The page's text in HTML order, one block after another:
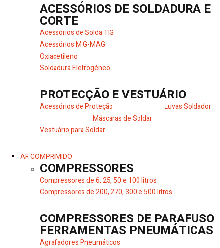
ACESSÓRIOS DE SOLDADURA E
CORTE
Acessórios de Solda TIG
Acessórios MIG-MAG
Oxiacetileno
Soldadura Eletrogéneo
PROTECÇÃO E VESTUÁRIO
Acessórios de Proteção
Luvas Soldador
Máscaras de Soldar
Vestuário para Soldar
AR COMPRIMIDO
COMPRESSORES
Compressores de 6, 25, 50 e 100 litros
Compressores de 200, 270, 300 e 500 litros
COMPRESSORES DE PARAFUSO
FERRAMENTAS PNEUMÁTICAS
Agrafadores Pneumáticos